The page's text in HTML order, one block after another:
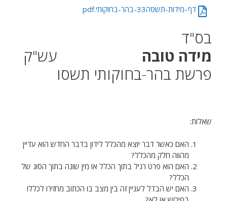
‏‏דף-מידות-תשסה33-בהר-בחוקותי.pdf
בס"ד
מידה טובה
עש"ק
פרשת בהר-בחוקותי תשסו
שאלות:
האם כאשר דבר יוצא מהכלל לידון בדבר החדש הוא עדיין
מהווה חלק מהכלל?
האם הוא פרט רגיל בתוך הכלל או מין שונה בתוך הסוג של
הכלל?
האם יש הבדל לעניין זה בין מצב בו הכתוב מחזירו לכללו